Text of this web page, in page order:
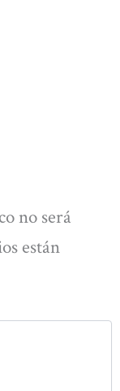
no será
están